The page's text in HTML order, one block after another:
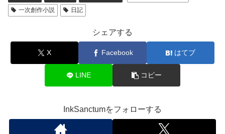
一次創作小説
日記
シェアする
X Facebook はてブ
LINE コピー
InkSanctumをフォローする